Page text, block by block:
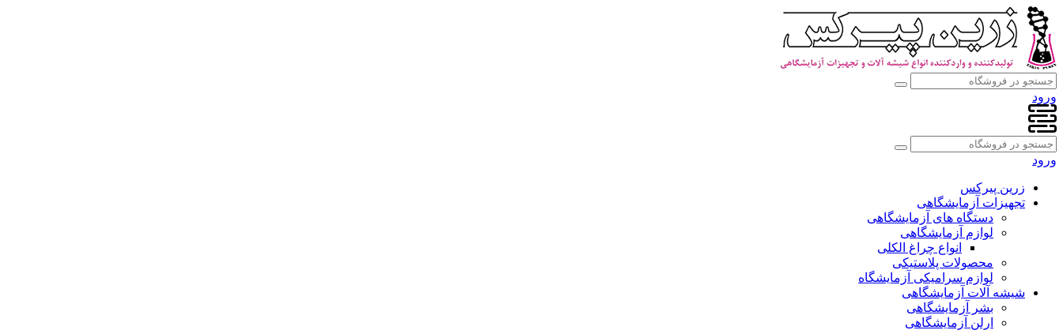
ورود
ورود
زرین پیرکس
تجهیزات آزمایشگاهی
دستگاه های آزمایشگاهی
لوازم آزمایشگاهی
انواع چراغ الکلی
محصولات پلاستیکی
لوازم سرامیکی آزمایشگاه
شیشه آلات آزمایشگاهی
بشر آزمایشگاهی
ارلن آزمایشگاهی